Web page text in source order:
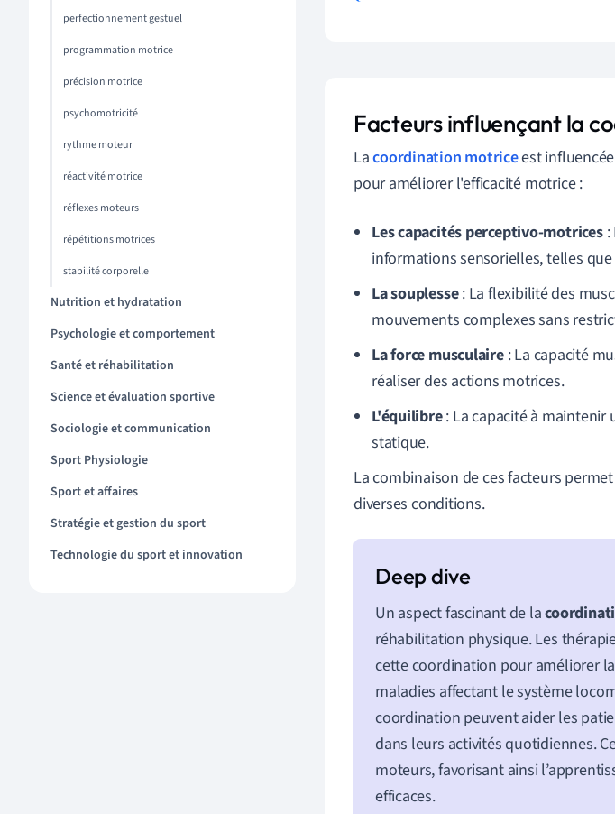
perfectionnement gestuel
programmation motrice
précision motrice
psychomotricité
rythme moteur
réactivité motrice
réflexes moteurs
répétitions motrices
stabilité corporelle
Nutrition et hydratation
Psychologie et comportement
Santé et réhabilitation
Science et évaluation sportive
Sociologie et communication
Sport Physiologie
Sport et affaires
Stratégie et gestion du sport
Technologie du sport et innovation
Facteurs influençant la
Lacoordination motriceest
pour améliorer l'efficacité motrice :
Les capacités perceptivo-motrices:
informations sensorielles, telles
La souplesse: La flexibilité des
mouvements complexes sans
La force musculaire: La capacité
réaliser des actions motrices.
L'équilibre: La capacité à maintenir
statique.
La combinaison de ces facteurs
diverses conditions.
Un aspect fascinant de la
réhabilitation physique. Les
cette coordination pour améliorer
maladies affectant le système
coordination peuvent aider les
dans leurs activités quotidiennes.
moteurs, favorisant ainsi
efficaces.